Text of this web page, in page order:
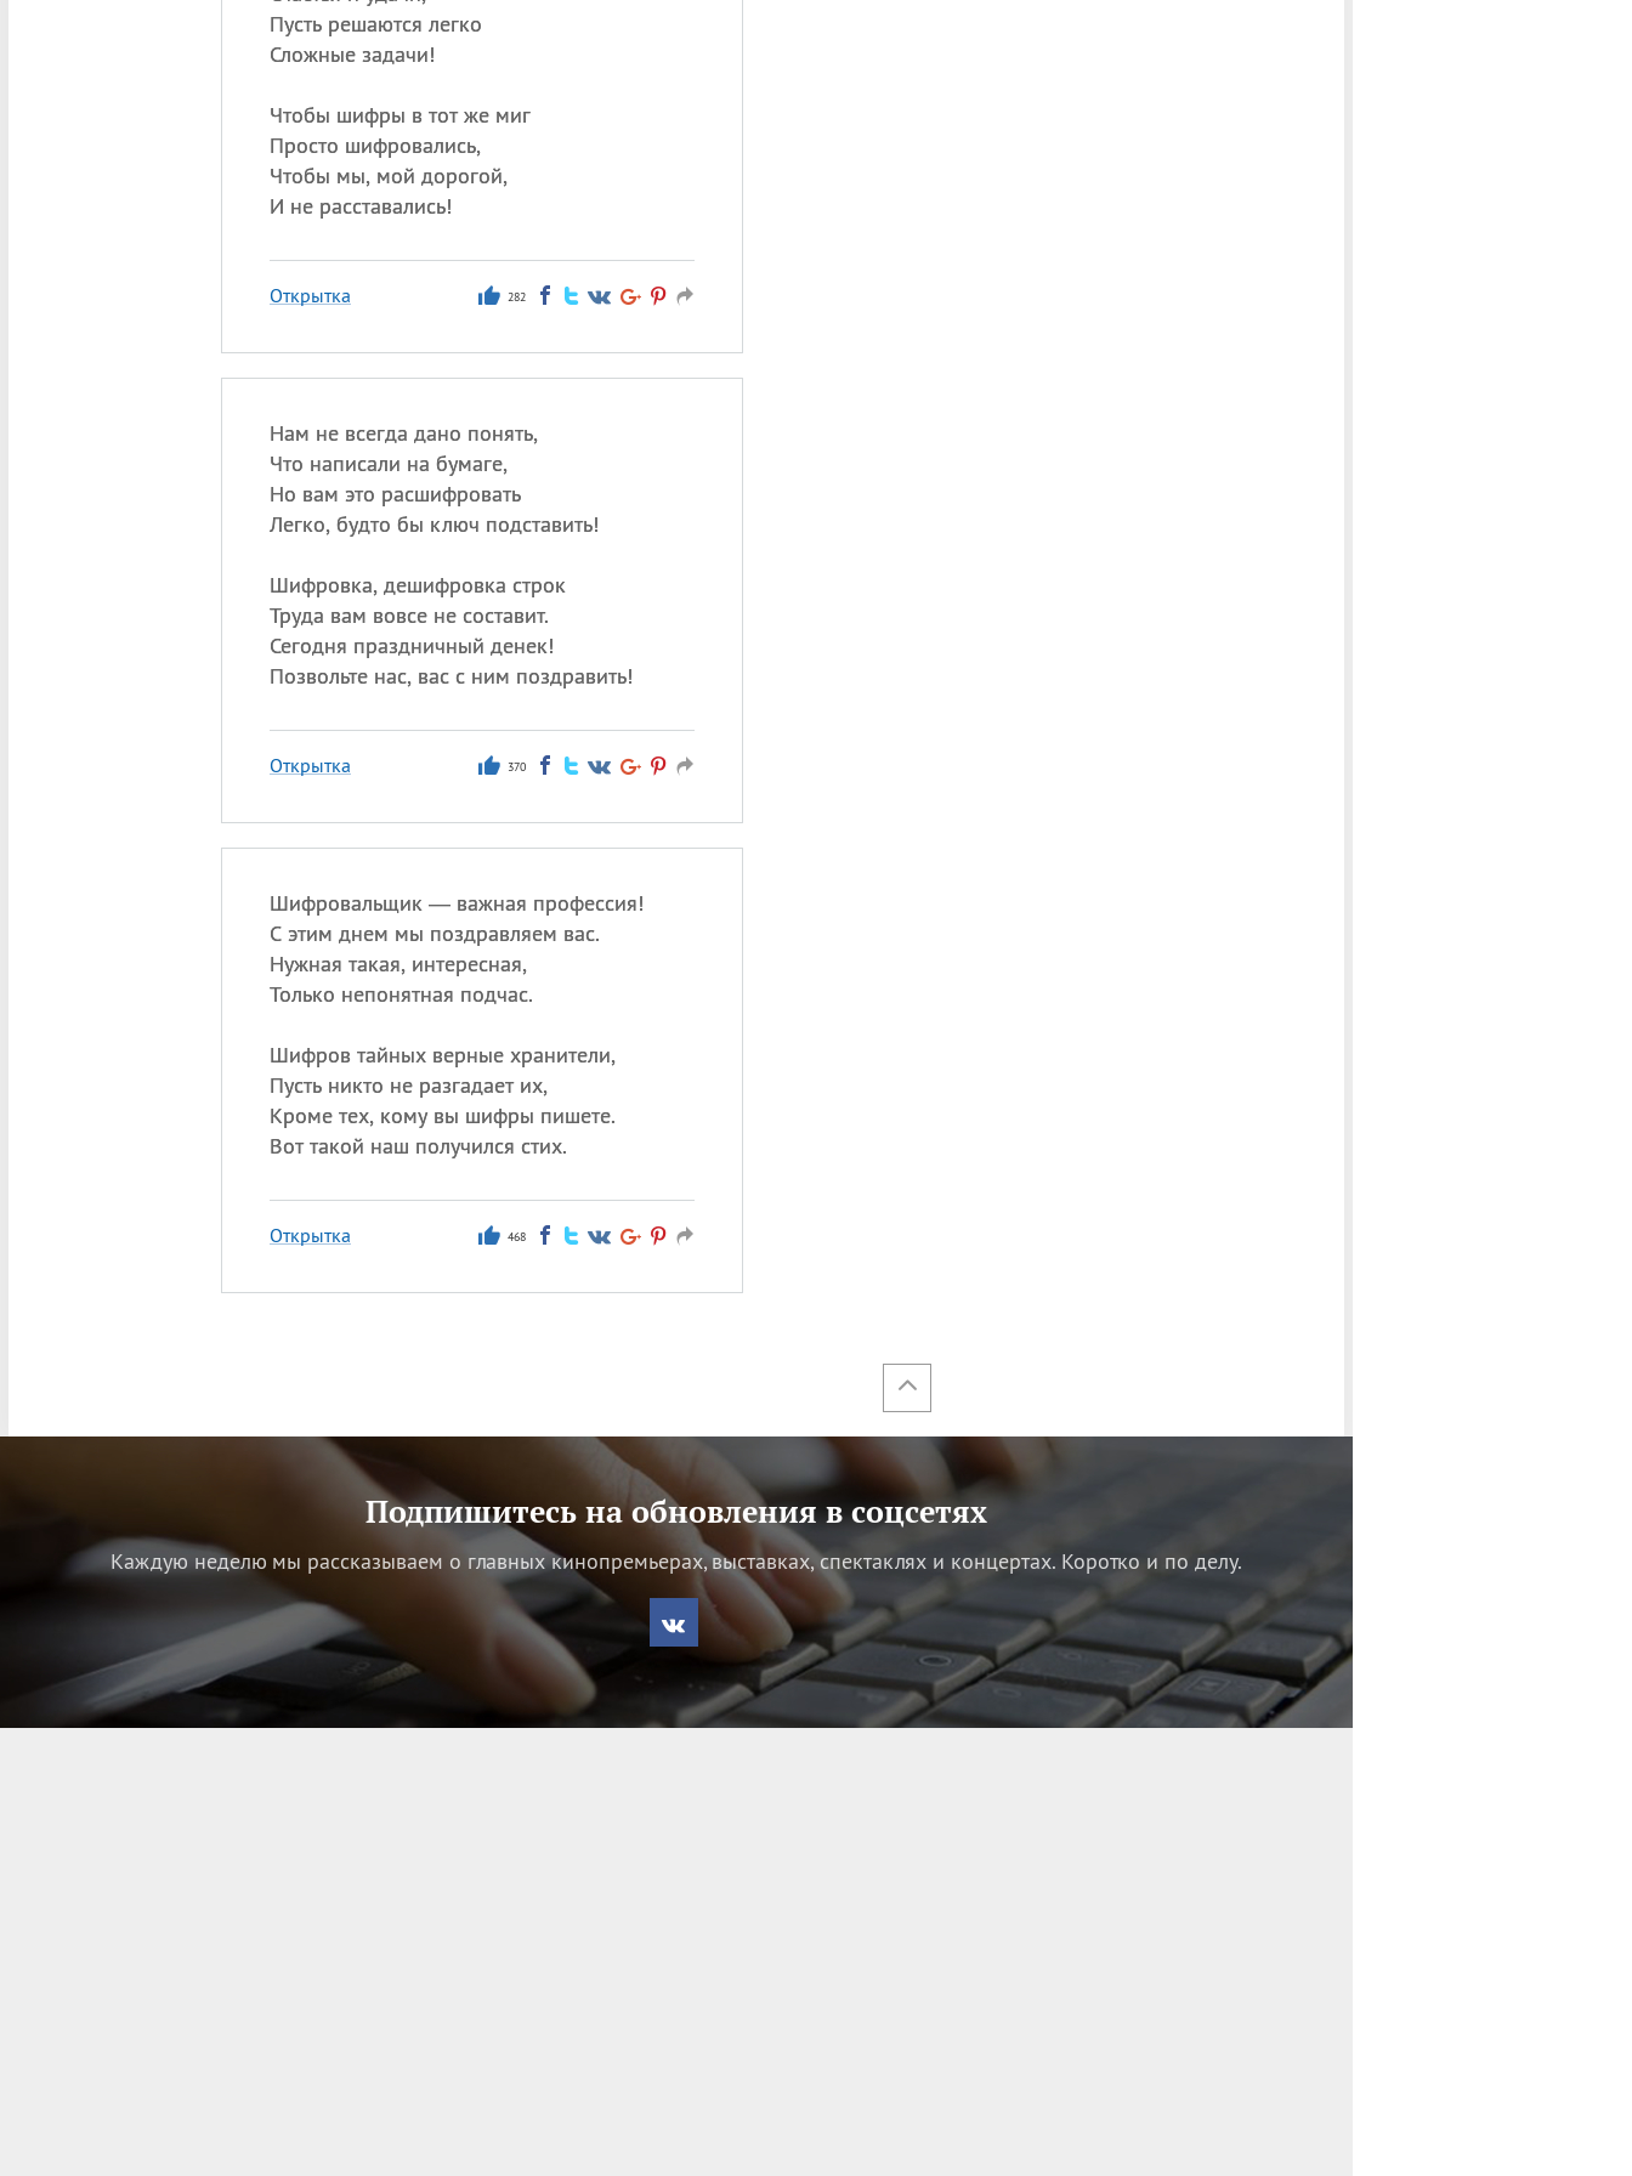
Пусть решаются легко
Сложные задачи!
Чтобы шифры в тот же миг
Просто шифровались,
Чтобы мы, мой дорогой,
И не расставались!
Открытка 282
Нам не всегда дано понять,
Что написали на бумаге,
Но вам это расшифровать
Легко, будто бы ключ подставить!
Шифровка, дешифровка строк
Труда вам вовсе не составит.
Сегодня праздничный денек!
Позвольте нас, вас с ним поздравить!
Открытка 370
Шифровальщик — важная профессия!
С этим днем мы поздравляем вас.
Нужная такая, интересная,
Только непонятная подчас.
Шифров тайных верные хранители,
Пусть никто не разгадает их,
Кроме тех, кому вы шифры пишете.
Вот такой наш получился стих.
Открытка 468
Подпишитесь на обновления в соцсетях
Каждую неделю мы рассказываем о главных кинопремьерах, выставках, спектаклях и концертах. Коротко и по делу.